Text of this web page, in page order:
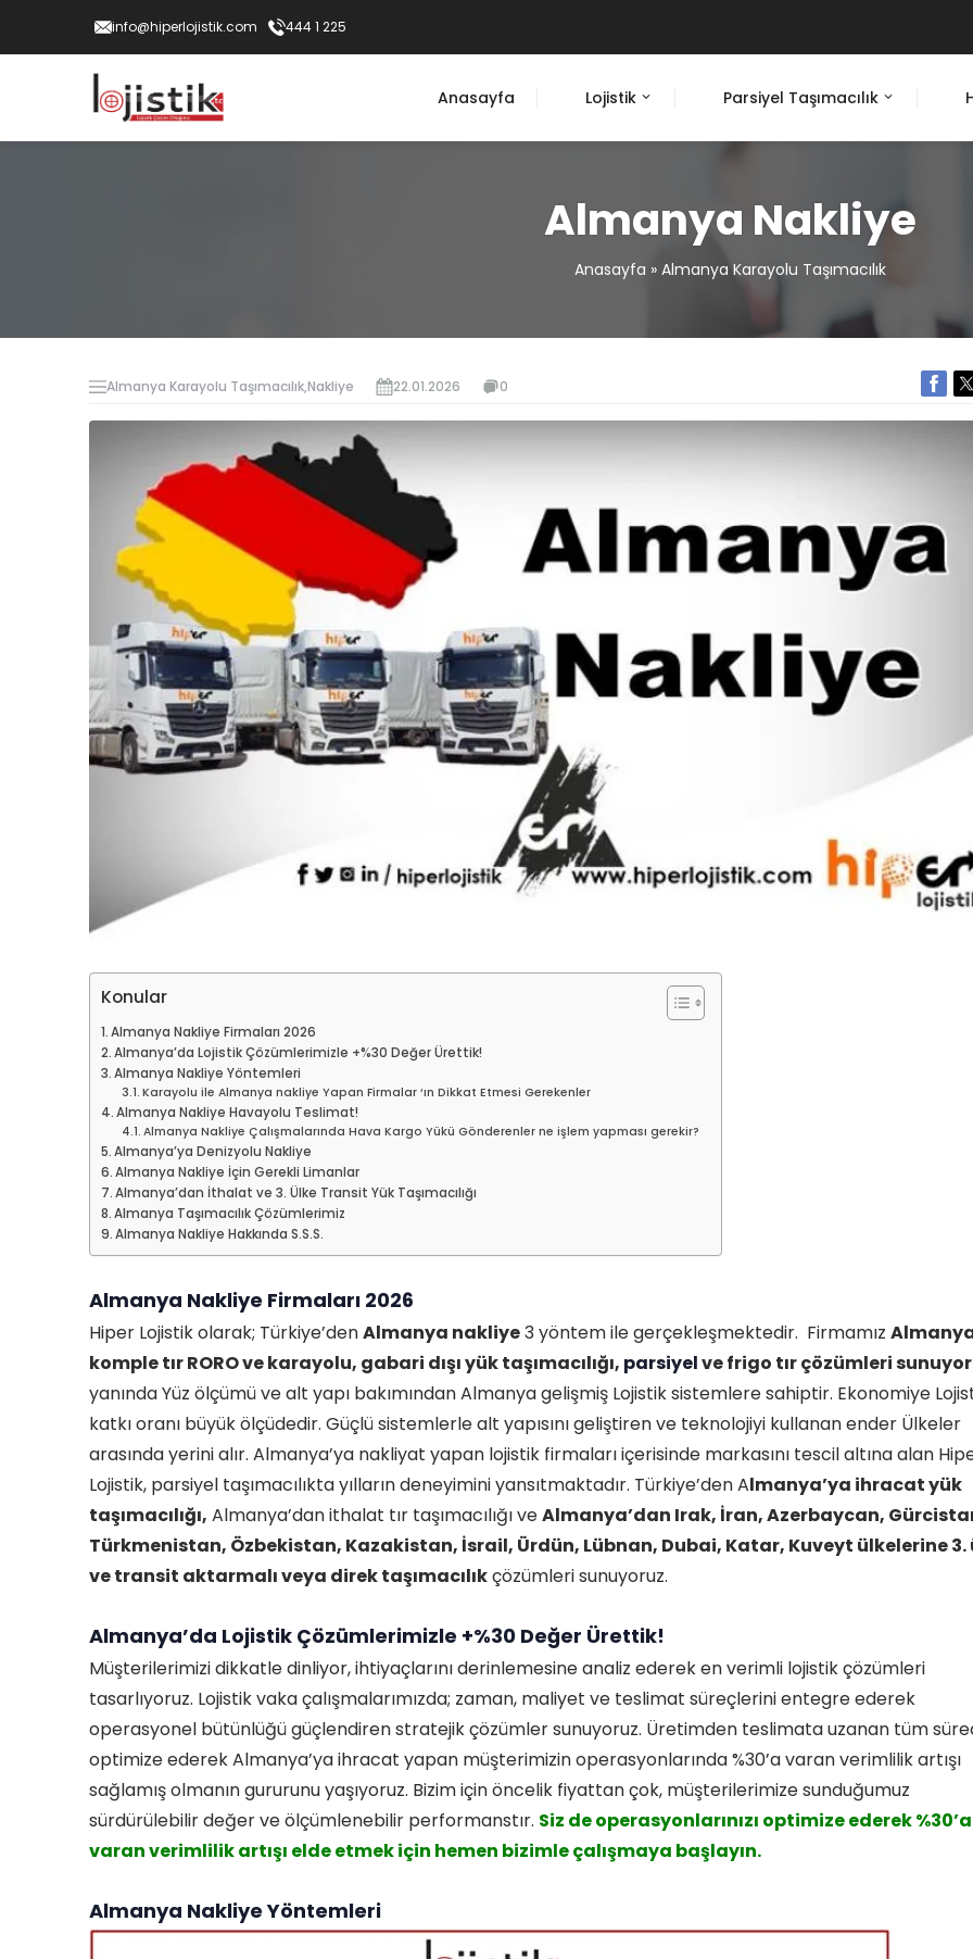
info@hiperlojistik.com 444 1 225
Anasayfa Lojistik Parsiyel Taşımacılık
Almanya Nakliye
Anasayfa » Almanya Karayolu Taşımacılık
Almanya Karayolu Taşımacılık,Nakliye 22.01.2026 0
Konular
Almanya Nakliye Firmaları 2026
Almanya’da Lojistik Çözümlerimizle +%30 Değer Ürettik!
Almanya Nakliye Yöntemleri
Karayolu ile Almanya nakliye Yapan Firmalar ‘ın Dikkat Etmesi Gerekenler
Almanya Nakliye Havayolu Teslimat!
Almanya Nakliye Çalışmalarında Hava Kargo Yükü Gönderenler ne işlem yapması gerekir?
Almanya’ya Denizyolu Nakliye
Almanya Nakliye İçin Gerekli Limanlar
Almanya’dan İthalat ve 3. Ülke Transit Yük Taşımacılığı
Almanya Taşımacılık Çözümlerimiz
Almanya Nakliye Hakkında S.S.S.
Almanya Nakliye Firmaları 2026
Hiper Lojistik olarak; Türkiye’denAlmanya nakliye3 yöntem ile gerçekleşmektedir. Firmamız
komple tır RORO ve karayolu, gabari dışı yük taşımacılığı, parsiyelve frigo tır çözümleri
yanında Yüz ölçümü ve alt yapı bakımından Almanya gelişmiş Lojistik sistemlere sahiptir. Ekonomiye
katkı oranı büyük ölçüdedir. Güçlü sistemlerle alt yapısını geliştiren ve teknolojiyi kullanan ender Ülkeler
arasında yerini alır. Almanya’ya nakliyat yapan lojistik firmaları içerisinde markasını tescil altına alan
Lojistik, parsiyel taşımacılıkta yılların deneyimini yansıtmaktadır. Türkiye’den Almanya’ya ihracat yük
taşımacılığı, Almanya’dan ithalat tır taşımacılığı veAlmanya’dan Irak, İran, Azerbaycan,
Türkmenistan, Özbekistan, Kazakistan, İsrail, Ürdün, Lübnan, Dubai, Katar, Kuveyt ülkelerine 3.
ve transit aktarmalı veya direk taşımacılıkçözümleri sunuyoruz.
Almanya’da Lojistik Çözümlerimizle +%30 Değer Ürettik!
Müşterilerimizi dikkatle dinliyor, ihtiyaçlarını derinlemesine analiz ederek en verimli lojistik çözümleri
tasarlıyoruz. Lojistik vaka çalışmalarımızda; zaman, maliyet ve teslimat süreçlerini entegre ederek
operasyonel bütünlüğü güçlendiren stratejik çözümler sunuyoruz. Üretimden teslimata uzanan tüm
optimize ederek Almanya’ya ihracat yapan müşterimizin operasyonlarında %30’a varan verimlilik artışı
sağlamış olmanın gururunu yaşıyoruz. Bizim için öncelik fiyattan çok, müşterilerimize sunduğumuz
sürdürülebilir değer ve ölçümlenebilir performanstır. Siz de operasyonlarınızı optimize ederek %30’a
varan verimlilik artışı elde etmek için hemen bizimle çalışmaya başlayın.
Almanya Nakliye Yöntemleri